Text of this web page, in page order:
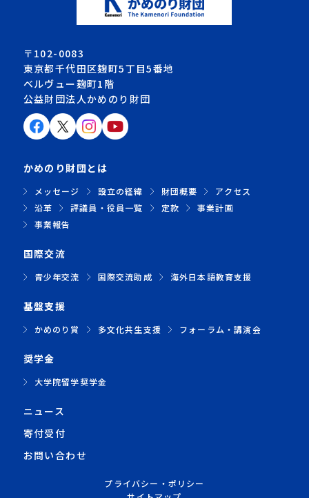
〒102-0083
東京都千代田区麹町5丁目5番地
ベルヴュー麹町1階
公益財団法人かめのり財団
かめのり財団とは
メッセージ 設立の経緯 財団概要
アクセス
沿革
評議員・役員一覧 定款
事業計画
事業報告
国際交流
青少年交流 国際交流助成 海外日本語教育支援
基盤支援
かめのり賞 多文化共生支援 フォーラム・講演会
奨学金
大学院留学奨学金
ニュース
寄付受付
お問い合わせ
プライバシー・ポリシー